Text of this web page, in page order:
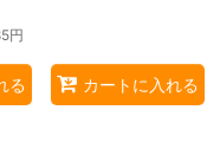
円
る カートに入れる